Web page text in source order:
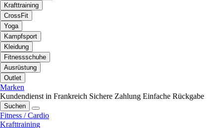
Krafttraining
CrossFit
Yoga
Kampfsport
Kleidung
Fitnessschuhe
Ausrüstung
Outlet
Marken
Kundendienst in Frankreich Sichere Zahlung Einfache Rückgabe
Suchen
Fitness / Cardio
Krafttraining